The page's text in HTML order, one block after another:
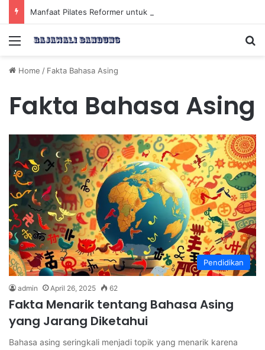
Menu
Home / Fakta Bahasa Asing
Fakta Bahasa Asing
Pendidikan
admin April 26, 2025 62
Fakta Menarik tentang Bahasa Asing
yang Jarang Diketahui
Bahasa asing seringkali menjadi topik yang menarik karena